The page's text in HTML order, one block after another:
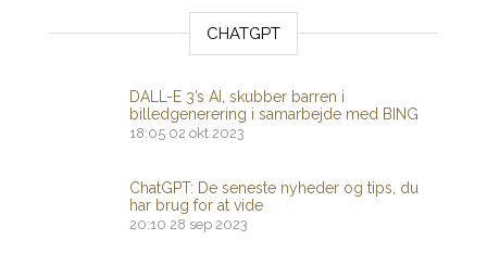
CHATGPT
DALL-E 3’s AI, skubber barren i
billedgenerering i samarbejde med BING
18:05 02 okt 2023
ChatGPT: De seneste nyheder og tips, du
har brug for at vide
20:10 28 sep 2023